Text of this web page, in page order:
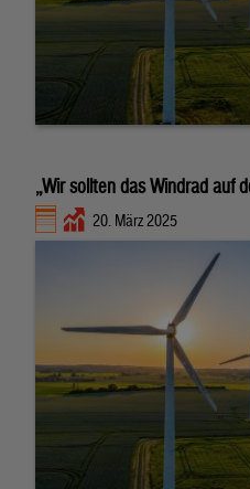
„Wir sollten das Windrad auf
20. März 2025